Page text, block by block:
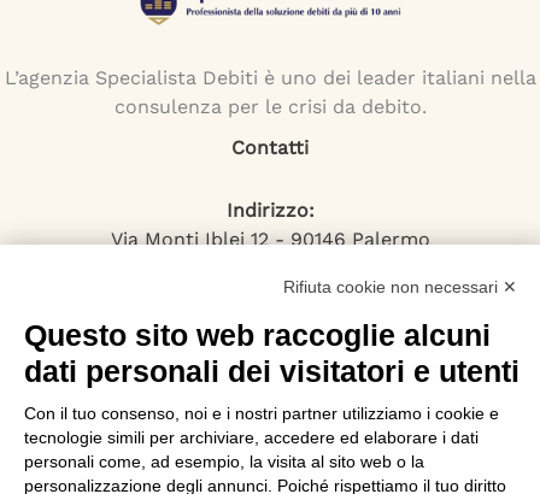
L’agenzia Specialista Debiti è uno dei leader italiani nella
consulenza per le crisi da debito.
Contatti
Indirizzo:
Via Monti Iblei 12 - 90146 Palermo
Numero Verde:
800-034.597
contattaci@specialistadebiti.it
I nostri servizi
Esdebitamento
Rifiuta cookie non necessari ✕
Questo sito web raccoglie alcuni
dati personali dei visitatori e utenti
Con il tuo consenso, noi e i nostri partner utilizziamo i cookie e
tecnologie simili per archiviare, accedere ed elaborare i dati
personali come, ad esempio, la visita al sito web o la
personalizzazione degli annunci. Poiché rispettiamo il tuo diritto